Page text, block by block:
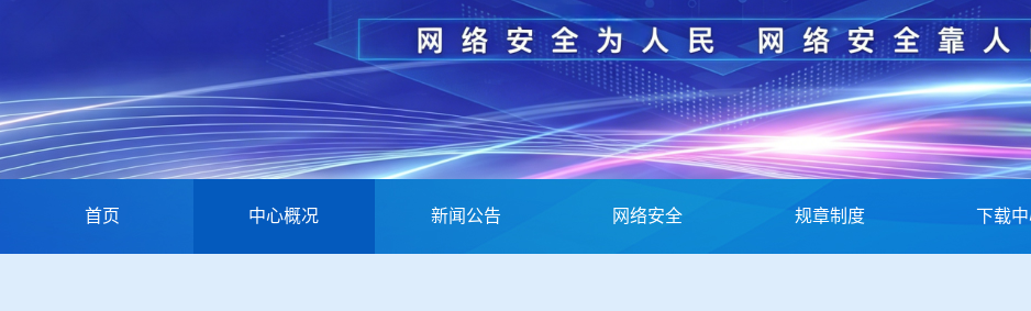
首页 中心概况 新闻公告 网络安全 规章制度 下载